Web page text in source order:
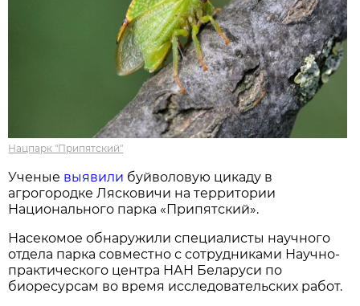
Нацпарк "Припятский"
Ученые выявили буйволовую цикаду в
агрогородке Лясковичи на территории
Национального парка «Припятский».
Насекомое обнаружили специалисты научного
отдела парка совместно с сотрудниками Научно-
практического центра НАН Беларуси по
биоресурсам во время исследовательских работ.